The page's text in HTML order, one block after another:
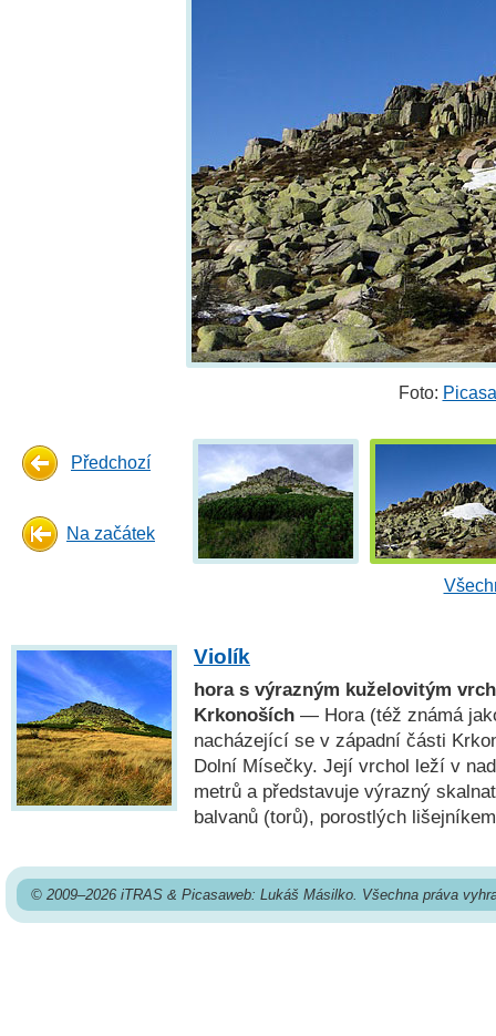
Foto:
Předchozí
Na začátek
Violík
hora s výrazným kuželovitým
Krkonoších — Hora (též známá
nacházející se v západní části
Dolní Mísečky. Její vrchol leží v
metrů a představuje výrazný
balvanů (torů), porostlých
© 2009–2026 iTRAS & Picasaweb: Lukáš Másilko. Všechna práva